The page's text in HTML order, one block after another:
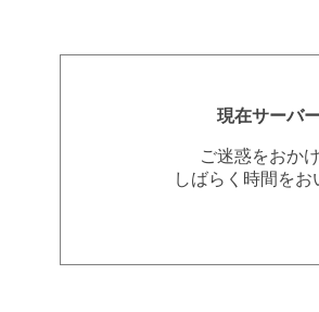
現在サーバ
ご迷惑をおか
しばらく時間を